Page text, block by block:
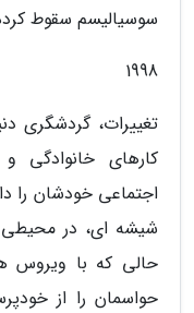
سوسیالیسم سقوط
1998
تغییرات، گردشگری
کارهای
اجتماعی خودشان را
شیشه ای، در
حالی که با ویروس
حواسمان را از